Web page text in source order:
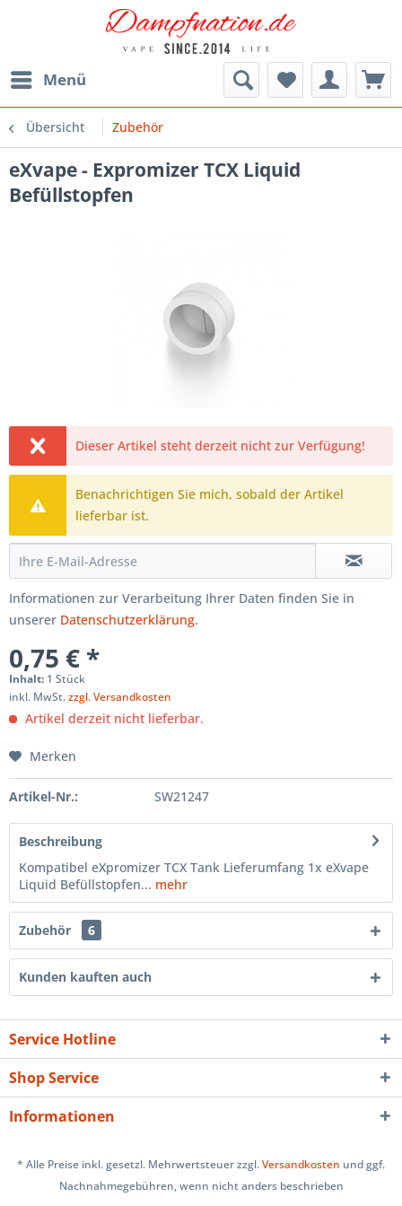
Menü
Übersicht Zubehör
eXvape - Expromizer TCX Liquid
Befüllstopfen
Dieser Artikel steht derzeit nicht zur Verfügung!
Benachrichtigen Sie mich, sobald der Artikel
lieferbar ist.
Informationen zur Verarbeitung Ihrer Daten finden Sie in
unserer Datenschutzerklärung.
0,75 € *
Inhalt: 1 Stück
inkl. MwSt.zzgl. Versandkosten
Artikel derzeit nicht lieferbar.
Merken
Artikel-Nr.: SW21247
Beschreibung
Kompatibel eXpromizer TCX Tank Lieferumfang 1x eXvape
Liquid Befüllstopfen... mehr
Zubehör 6
Kunden kauften auch
Service Hotline
Shop Service
Informationen
* Alle Preise inkl. gesetzl. Mehrwertsteuer zzgl.Versandkosten und ggf.
Nachnahmegebühren, wenn nicht anders beschrieben